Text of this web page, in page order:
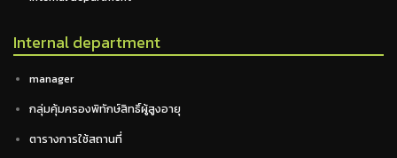
Internal department
manager
กลุ่มคุ้มครองพิทักษ์สิทธิ์ผู้สูงอายุ
ตารางการใช้สถานที่